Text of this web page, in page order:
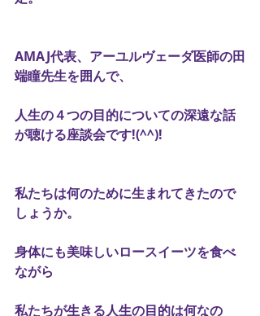
AMAJ代表、アーユルヴェーダ医師の田
端瞳先生を囲んで、
人生の４つの目的についての深遠な話
が聴ける座談会です!(^^)!
私たちは何のために生まれてきたので
しょうか。
身体にも美味しいロースイーツを食べ
ながら
私たちが生きる人生の目的は何なの